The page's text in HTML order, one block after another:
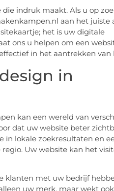
indruk maakt. Als u op
aan het juiste
het is uw digitale
ons u helpen om een
in het aantrekken van
in
kan een wereld van
dat uw website beter
in lokale zoekresultaten en
Uw website kan het
klanten met uw bedrijf
uw merk, maar wekt ook